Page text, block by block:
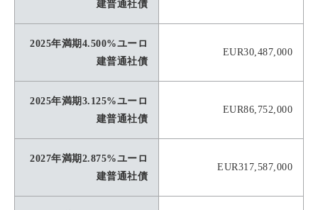
建普通社債
2025年満期4.500%ユーロ
建普通社債
EUR30,487,000
2025年満期3.125%ユーロ
建普通社債
EUR86,752,000
2027年満期2.875%ユーロ
建普通社債
EUR317,587,000